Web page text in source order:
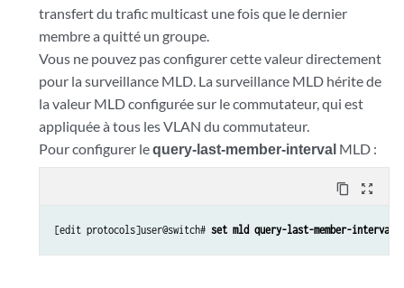
transfert du trafic multicast une fois que le dernier
membre a quitté un groupe.
Vous ne pouvez pas configurer cette valeur directement
pour la surveillance MLD. La surveillance MLD hérite de
la valeur MLD configurée sur le commutateur, qui est
appliquée à tous les VLAN du commutateur.
Pour configurer lequery-last-member-interval MLD :
content_copy zoom_out_map
[edit protocols]user@switch# set mld query-last-member-interval